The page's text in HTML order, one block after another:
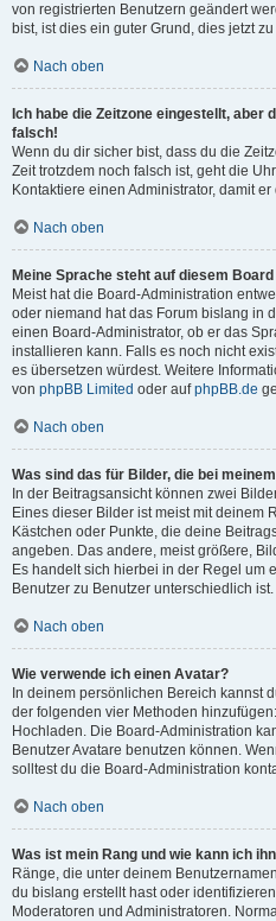
von registrierten Benutzern geändert
bist, ist dies ein guter Grund, dies jetzt
Nach oben
Ich habe die Zeitzone eingestellt, aber
falsch!
Wenn du dir sicher bist, dass du die
Zeit trotzdem noch falsch ist, geht die
Kontaktiere einen Administrator, damit
Nach oben
Meine Sprache steht auf diesem
Meist hat die Board-Administration
oder niemand hat das Forum bislang in
einen Board-Administrator, ob er das
installieren kann. Falls es noch nicht
es übersetzen würdest. Weitere
von phpBB Limited oder aufphpBB.de
Nach oben
Was sind das für Bilder, die bei
In der Beitragsansicht können zwei
Eines dieser Bilder ist meist mit deinem
Kästchen oder Punkte, die deine
angeben. Das andere, meist größere,
Es handelt sich hierbei in der Regel um
Benutzer zu Benutzer unterschiedlich ist.
Nach oben
Wie verwende ich einen Avatar?
In deinem persönlichen Bereich kannst
der folgenden vier Methoden
Hochladen. Die Board-Administration
Benutzer Avatare benutzen können.
solltest du die Board-Administration
Nach oben
Was ist mein Rang und wie kann ich
Ränge, die unter deinem
du bislang erstellt hast oder
Moderatoren und Administratoren.